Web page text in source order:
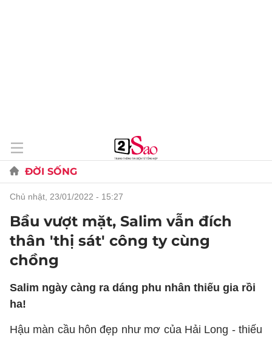
ĐỜI SỐNG
chủ nhật, 23/01/2022 - 15:27
Bầu vượt mặt, Salim vẫn đích
thân 'thị sát' công ty cùng
chồng
Salim ngày càng ra dáng phu nhân thiếu gia rồi
ha!
Hậu màn cầu hôn đẹp như mơ của Hải Long - thiếu